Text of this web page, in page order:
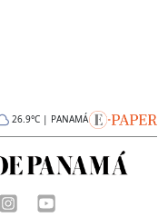
26.9°C | PANAMÁ